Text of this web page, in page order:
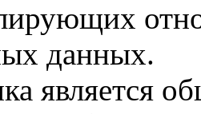
данных.
является